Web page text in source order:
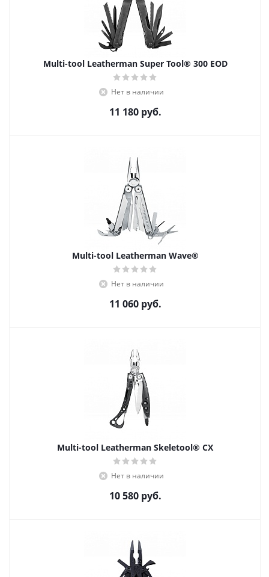
Multi-tool Leatherman Super Tool® 300 EOD
Нет в наличии
11 180руб.
Multi-tool Leatherman Wave®
Нет в наличии
11 060руб.
Multi-tool Leatherman Skeletool® CX
Нет в наличии
10 580руб.